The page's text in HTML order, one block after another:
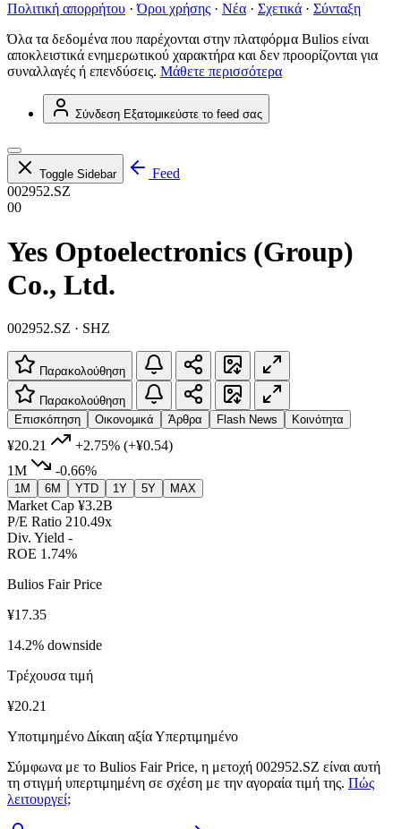
Πολιτική απορρήτου · Όροι χρήσης · Νέα · Σχετικά · Σύνταξη
Όλα τα δεδομένα που παρέχονται στην πλατφόρμα Bulios είναι
αποκλειστικά ενημερωτικού χαρακτήρα και δεν προορίζονται για
συναλλαγές ή επενδύσεις. Μάθετε περισσότερα
Σύνδεση Εξατομικεύστε το feed σας
Toggle Sidebar
Feed
002952.SZ
00
Yes Optoelectronics (Group)
Co., Ltd.
002952.SZ · SHZ
Παρακολούθηση
Παρακολούθηση
Επισκόπηση
Οικονομικά Άρθρα Flash News Κοινότητα
¥20.21 +2.75% (+¥0.54)
1M
-0.66%
1M 6M YTD 1Y 5Y MAX
Market Cap ¥3.2B
P/E Ratio 210.49x
Div. Yield -
ROE 1.74%
Bulios Fair Price
¥17.35
14.2% downside
Τρέχουσα τιμή
¥20.21
Υποτιμημένο Δίκαιη αξίαΥπερτιμημένο
Σύμφωνα με το Bulios Fair Price, η μετοχή 002952.SZ είναι αυτή
τη στιγμή υπερτιμημένη σε σχέση με την αγοραία τιμή της. Πώς
λειτουργεί;